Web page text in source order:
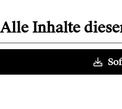
Alle Inhalte